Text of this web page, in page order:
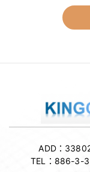
ADD：
TEL： 886-3-